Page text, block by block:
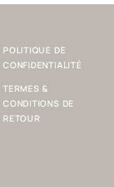
POLITIQUE DE
CONFIDENTIALITÉ
TERMES &
CONDITIONS DE
RETOUR